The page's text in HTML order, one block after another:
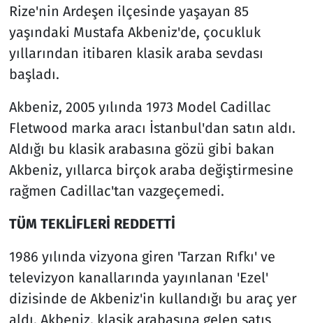
Rize'nin Ardeşen ilçesinde yaşayan 85
yaşındaki Mustafa Akbeniz'de, çocukluk
yıllarından itibaren klasik araba sevdası
başladı.
Akbeniz, 2005 yılında 1973 Model Cadillac
Fletwood marka aracı İstanbul'dan satın aldı.
Aldığı bu klasik arabasına gözü gibi bakan
Akbeniz, yıllarca birçok araba değiştirmesine
rağmen Cadillac'tan vazgeçemedi.
TÜM TEKLİFLERİ REDDETTİ
1986 yılında vizyona giren 'Tarzan Rıfkı' ve
televizyon kanallarında yayınlanan 'Ezel'
dizisinde de Akbeniz'in kullandığı bu araç yer
aldı. Akbeniz, klasik arabasına gelen satış
Spor
Teknoloji ve Bilim
Televizyon